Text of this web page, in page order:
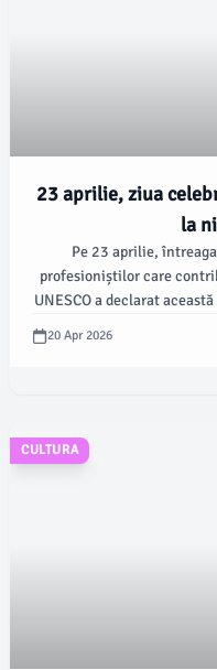
23 aprilie, ziua
la
Pe 23 aprilie,
profesioniștilor care
UNESCO a declarat
comemorarea a doi mari
20 Apr 2026
CULTURA